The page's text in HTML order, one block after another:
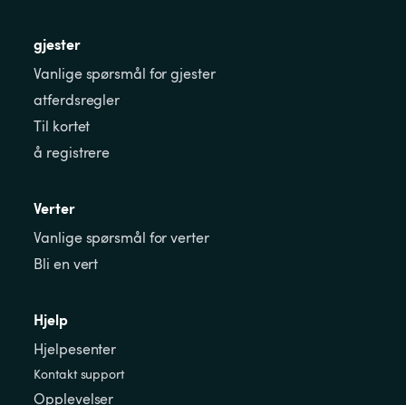
gjester
Vanlige spørsmål for gjester
atferdsregler
Til kortet
å registrere
Verter
Vanlige spørsmål for verter
Bli en vert
Hjelp
Hjelpesenter
Kontakt support
Opplevelser